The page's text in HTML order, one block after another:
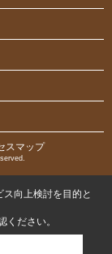
スマップ
向上検討を目的と
ください。